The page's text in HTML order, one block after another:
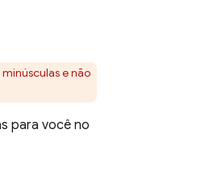
e não
para você no